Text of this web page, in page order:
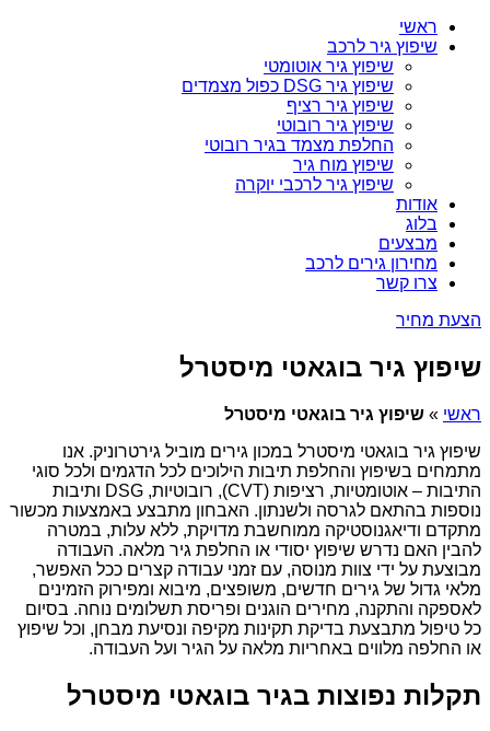
ראשי
שיפוץ גיר לרכב
שיפוץ גיר אוטומטי
שיפוץ גיר DSG כפול מצמדים
שיפוץ גיר רציף
שיפוץ גיר רובוטי
החלפת מצמד בגיר רובוטי
שיפוץ מוח גיר
שיפוץ גיר לרכבי יוקרה
אודות
בלוג
מבצעים
מחירון גירים לרכב
צרו קשר
הצעת מחיר
שיפוץ גיר בוגאטי מיסטרל
ראשי » שיפוץ גיר בוגאטי מיסטרל
שיפוץ גיר בוגאטי מיסטרל במכון גירים מוביל גירטרוניק. אנו
מתמחים בשיפוץ והחלפת תיבות הילוכים לכל הדגמים ולכל סוגי
התיבות – אוטומטיות, רציפות (CVT), רובוטיות, DSG ותיבות
נוספות בהתאם לגרסה ולשנתון. האבחון מתבצע באמצעות מכשור
מתקדם ודיאגנוסטיקה ממוחשבת מדויקת, ללא עלות, במטרה
להבין האם נדרש שיפוץ יסודי או החלפת גיר מלאה. העבודה
מבוצעת על ידי צוות מנוסה, עם זמני עבודה קצרים ככל האפשר,
מלאי גדול של גירים חדשים, משופצים, מיבוא ומפירוק הזמינים
לאספקה והתקנה, מחירים הוגנים ופריסת תשלומים נוחה. בסיום
כל טיפול מתבצעת בדיקת תקינות מקיפה ונסיעת מבחן, וכל שיפוץ
או החלפה מלווים באחריות מלאה על הגיר ועל העבודה.
תקלות נפוצות בגיר בוגאטי מיסטרל